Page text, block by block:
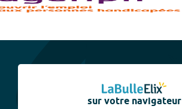
sur votre navigateur